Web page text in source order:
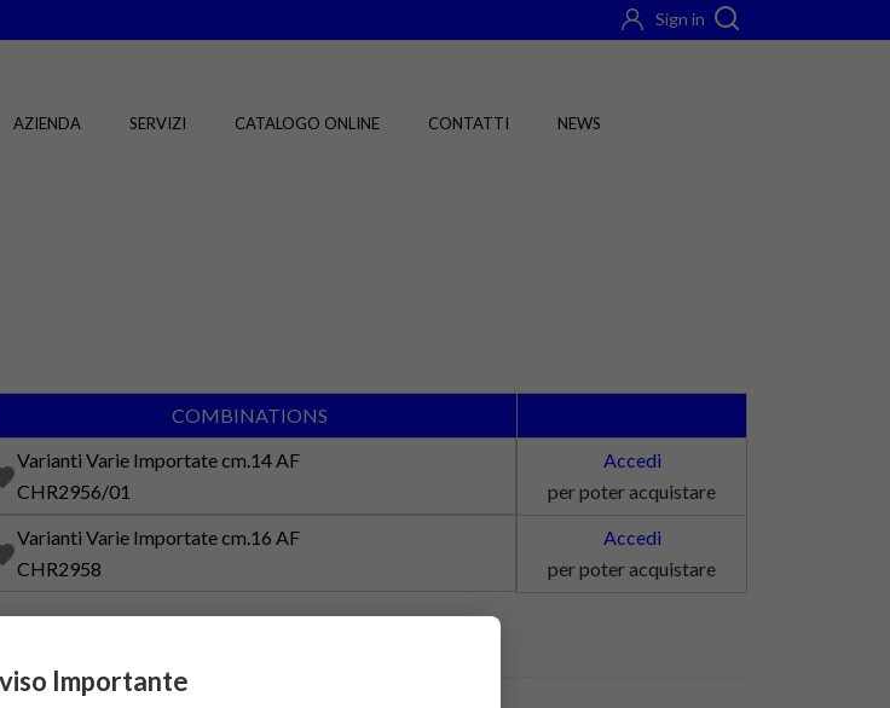
Sign in
AZIENDA SERVIZI CATALOGO ONLINE CONTATTI NEWS
COMBINATIONS
Varianti Varie Importate cm.14 AF
CHR2956/01
Accedi
per poter acquistare
Varianti Varie Importate cm.16 AF
CHR2958
Accedi
per poter acquistare
Importante